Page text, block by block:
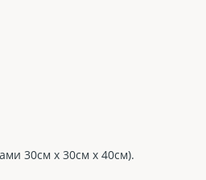
30см х 30см х 40см).